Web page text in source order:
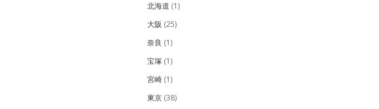
北海道 (1)
大阪 (25)
奈良 (1)
宝塚(1)
宮崎(1)
東京(38)